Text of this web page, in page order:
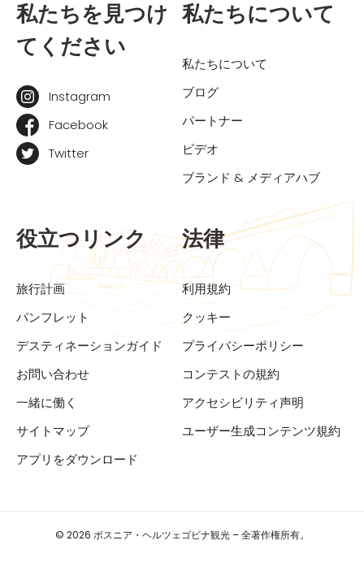
私たちを見つけ
てください
Instagram
Facebook
Twitter
私たちについて
私たちについて
ブログ
パートナー
ビデオ
ブランド & メディアハブ
役立つリンク
旅行計画
パンフレット
デスティネーションガイド
お問い合わせ
一緒に働く
サイトマップ
アプリをダウンロード
法律
利用規約
クッキー
プライバシーポリシー
コンテストの規約
アクセシビリティ声明
ユーザー生成コンテンツ規約
© 2026 ボスニア・ヘルツェゴビナ観光 – 全著作権所有。